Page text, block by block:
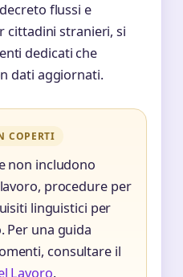
flussi e
cittadini stranieri, si
dedicati che
dati aggiornati.
COPERTI
non includono
procedure per
linguistici per
Per una guida
consultare il
Lavoro.